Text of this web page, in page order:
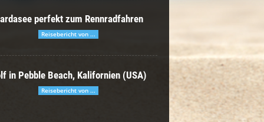
perfekt zum Rennradfahren
Reisebericht von ...
in Pebble Beach, Kalifornien (USA)
Reisebericht von ...